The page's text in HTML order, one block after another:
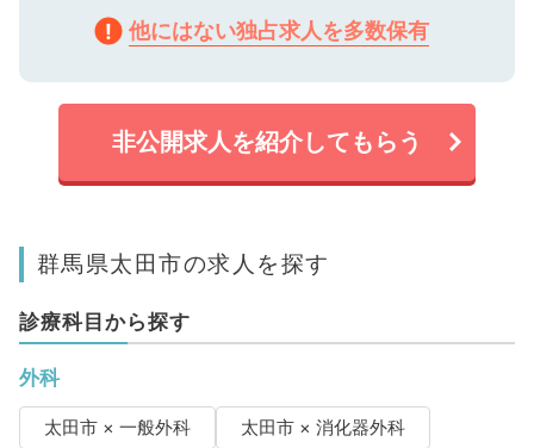
他にはない独占求人を多数保有
非公開求人を紹介してもらう
群馬県太田市の求人を探す
診療科目から探す
外科
太田市 × 一般外科
太田市 × 消化器外科